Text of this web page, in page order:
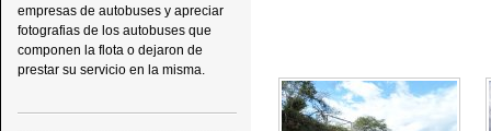
empresas de autobuses y apreciar
fotografias de los autobuses que
componen la flota o dejaron de
prestar su servicio en la misma.